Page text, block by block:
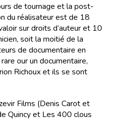
de tournage et la post-
du réalisateur est de 18
sur droits d’auteur et 10
soit la moitié de la
de documentaire en
our un documentaire,
Richoux et ils se sont
Films (Denis Carot et
Quincy et Les 400 clous